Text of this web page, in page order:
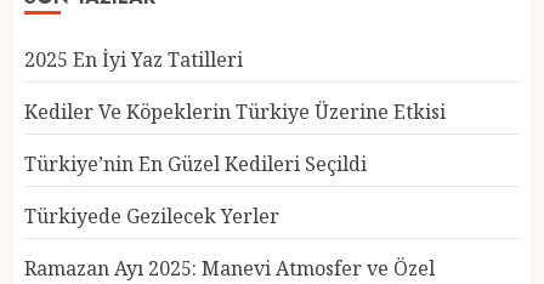
2025 En İyi Yaz Tatilleri
Kediler Ve Köpeklerin Türkiye Üzerine Etkisi
Türkiye’nin En Güzel Kedileri Seçildi
Türkiyede Gezilecek Yerler
Ramazan Ayı 2025: Manevi Atmosfer ve Özel
Türkiye’nin En Güzel Kedileri
Seçildi